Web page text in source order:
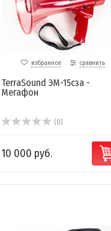
избранное сравнить
TerraSound ЭМ-15сза -
Мегафон
(0)
10 000 руб.